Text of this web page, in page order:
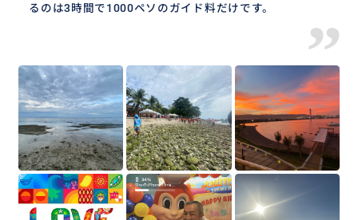
るのは3時間で1000ペソのガイド料だけです。
”